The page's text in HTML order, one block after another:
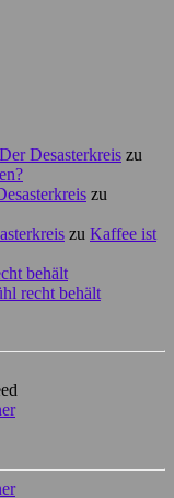
Desasterkreis zu
zu
zu Kaffee ist
behält
recht behält